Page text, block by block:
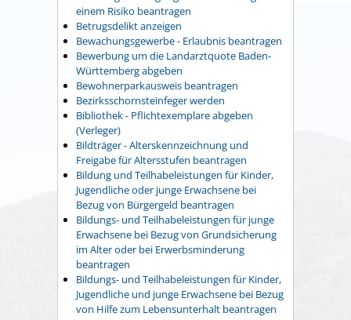
einem Risiko beantragen
Betrugsdelikt anzeigen
Bewachungsgewerbe - Erlaubnis beantragen
Bewerbung um die Landarztquote Baden-
Württemberg abgeben
Bewohnerparkausweis beantragen
Bezirksschornsteinfeger werden
Bibliothek - Pflichtexemplare abgeben
(Verleger)
Bildträger - Alterskennzeichnung und
Freigabe für Altersstufen beantragen
Bildung und Teilhabeleistungen für Kinder,
Jugendliche oder junge Erwachsene bei
Bezug von Bürgergeld beantragen
Bildungs- und Teilhabeleistungen für junge
Erwachsene bei Bezug von Grundsicherung
im Alter oder bei Erwerbsminderung
beantragen
Bildungs- und Teilhabeleistungen für Kinder,
Jugendliche und junge Erwachsene bei Bezug
von Hilfe zum Lebensunterhalt beantragen